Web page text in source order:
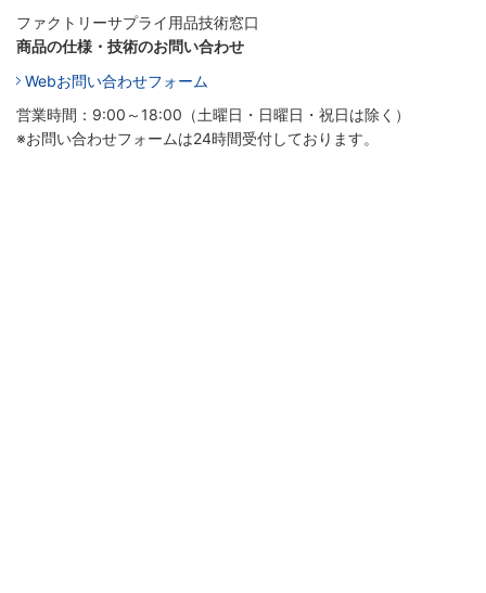
ファクトリーサプライ用品技術窓口
商品の仕様・技術のお問い合わせ
Webお問い合わせフォーム
営業時間：9:00～18:00（土曜日・日曜日・祝日は除く）
※お問い合わせフォームは24時間受付しております。